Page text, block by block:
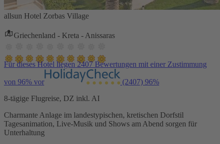
allsun Hotel Zorbas Village
Griechenland - Kreta - Anissaras
Für dieses Hotel liegen 2407 Bewertungen mit einer Zustimmung
von 96% vor (2407) 96%
8-tägige Flugreise, DZ inkl. AI
Charmante Anlage im landestypischen, kretischen Dorfstil
Tagesanimation, Live-Musik und Shows am Abend sorgen für
Unterhaltung